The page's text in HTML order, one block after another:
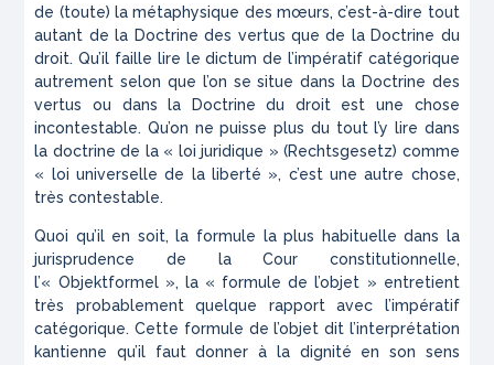
de (toute)la métaphysique des mœurs, c’est-à-dire tout
autant de la Doctrine des vertus que de la Doctrine du
droit. Qu’il faille lire ledictumde l’impératif catégorique
autrement selon que l’on se situe dans la Doctrine des
vertus ou dans la Doctrine du droitest une chose
incontestable. Qu’on ne puisse plus du tout l’y lire dans
la doctrine de la « loi juridique » (Rechtsgesetz) comme
« loi universelle de la liberté », c’est une autre chose,
très contestable.
Quoi qu’il en soit, la formule la plus habituelle dans la
jurisprudence de la Cour constitutionnelle,
l’« Objektformel», la « formule de l’objet » entretient
très probablement quelque rapport avec l’impératif
catégorique. Cette formule de l’objet dit l’interprétation
kantienne qu’il faut donner à la dignité en son sens